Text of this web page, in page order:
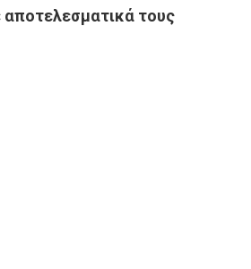
αποτελεσματικά τους